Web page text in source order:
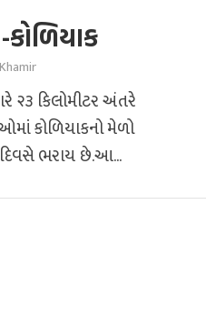
કિલોમીટર અંતરે
કોળિયાકનો મેળો
ભરાય છે.આ...